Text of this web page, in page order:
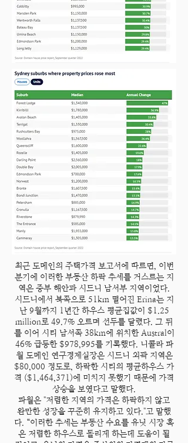
최근 도메인의 주택가격 보고서에 따르면, 이번
분기에 이러한 부동산 하락 추세를 거스르는 지
역은 중부 해안과 시드니 남서부 지역이었다.
시드니에서 북쪽으로 51km 떨어진 Erina는 지
난 9월까지 1년간 하우스 평균집값이 $1.25
million로 49.7% 오르며 선두를 달렸다. 그 뒤
를 이어 시티 남서쪽 38km에 위치한 Austral이
46% 급등한 $978,995를 기록했다. 니콜라 파
월 도메인 연구경제실장은 시드니 외곽 지역은
$80,000 정도로, 하락한 시티의 평균하우스 가
격 ($1,464,371)에 미치지 못했기 때문에 가격
상승을 보였다고 말했다.
파월은 "저렴한 지역의 가격은 하락하지 않고
완만한 성장을 꾸준히 유지하고 있다."고 말했
다. “이러한 추세는 부동산 수요를 유닛 시장 혹
은 저렴한 하우스로 돌리게 하는데 도움이 될